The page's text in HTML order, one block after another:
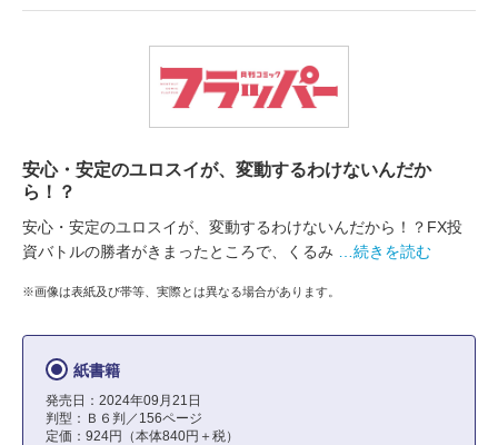
安心・安定のユロスイが、変動するわけないんだか
ら！？
安心・安定のユロスイが、変動するわけないんだから！？FX投
資バトルの勝者がきまったところで、くるみ
…続きを読む
※画像は表紙及び帯等、実際とは異なる場合があります。
紙書籍
発売日：2024年09月21日
判型：Ｂ６判／156ページ
定価：924円（本体840円＋税）